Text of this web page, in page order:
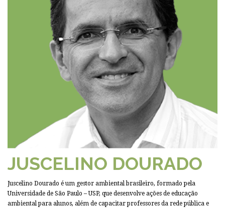
JUSCELINO DOURADO
Juscelino Dourado é um gestor ambiental brasileiro, formado pela
Universidade de São Paulo – USP, que desenvolve ações de educação
ambiental para alunos, além de capacitar professores da rede pública e